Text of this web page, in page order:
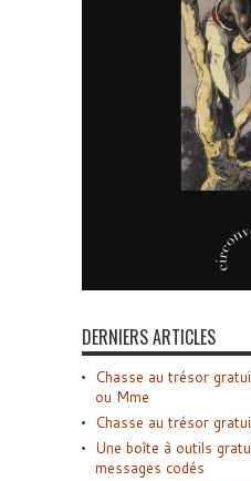
DERNIERS ARTICLES
Chasse au trésor
ou Mme
Chasse au trésor
Une boîte à outils
messages codés